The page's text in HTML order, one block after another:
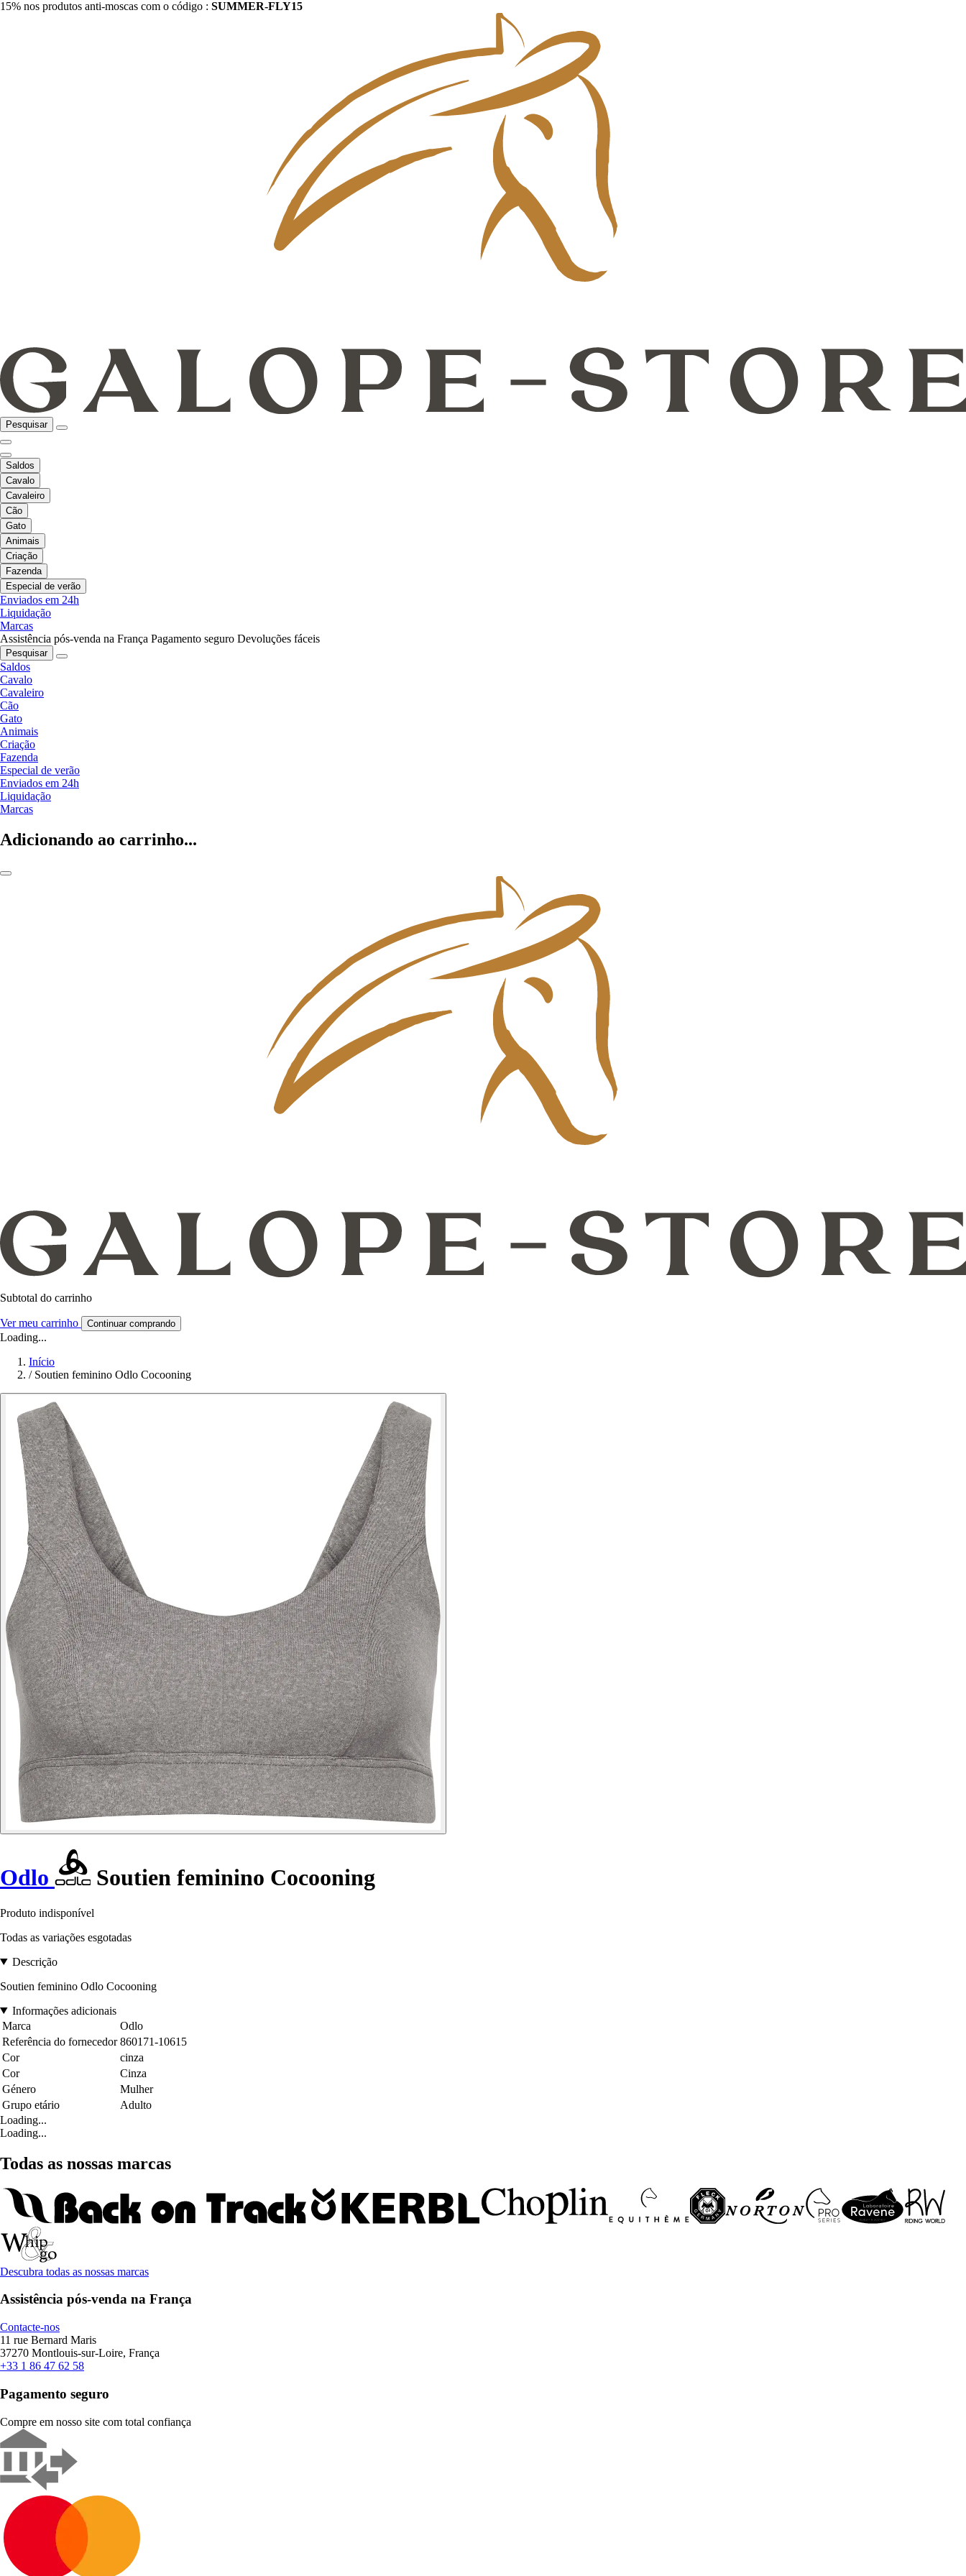
15% nos produtos anti-moscas com o código : SUMMER-FLY15
Pesquisar
Saldos
Cavalo
Cavaleiro
Cão
Gato
Animais
Criação
Fazenda
Especial de verão
Enviados em 24h
Liquidação
Marcas
Assistência pós-venda na França Pagamento seguro Devoluções fáceis
Pesquisar
Saldos
Cavalo
Cavaleiro
Cão
Gato
Animais
Criação
Fazenda
Especial de verão
Enviados em 24h
Liquidação
Marcas
Adicionando ao carrinho...
Subtotal do carrinho
Ver meu carrinho Continuar comprando
Loading...
Início
/ Soutien feminino Odlo Cocooning
Odlo Soutien feminino Cocooning
Produto indisponível
Todas as variações esgotadas
Descrição
Soutien feminino Odlo Cocooning
Informações adicionais
Marca
Odlo
Referência do fornecedor 860171-10615
Cor
cinza
Cor
Cinza
Género
Mulher
Grupo etário
Adulto
Loading...
Loading...
Todas as nossas marcas
Descubra todas as nossas marcas
Assistência pós-venda na França
Contacte-nos
11 rue Bernard Maris
37270 Montlouis-sur-Loire, França
+33 1 86 47 62 58
Pagamento seguro
Compre em nosso site com total confiança